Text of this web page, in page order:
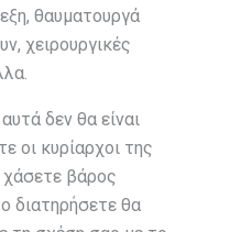
θαυματουργά
χειρουργικές
δεν θα είναι
οι κυρίαρχοι της
βάρος
διατηρήσετε θα